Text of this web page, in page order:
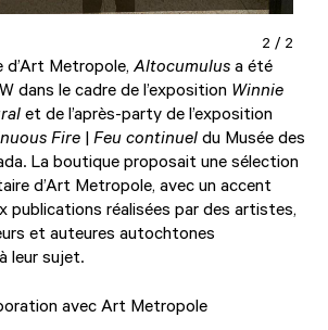
2 / 2
d’Art Metropole, Altocumulusa été
dans le cadre de l’exposition Winnie
et de l’après-party del’exposition
Fire | Feu continueldu Musée des
La boutique proposait une sélection
d’Art Metropole, avec un accent
publications réalisées par des artistes,
et auteures autochtones
leur sujet.
avec Art Metropole